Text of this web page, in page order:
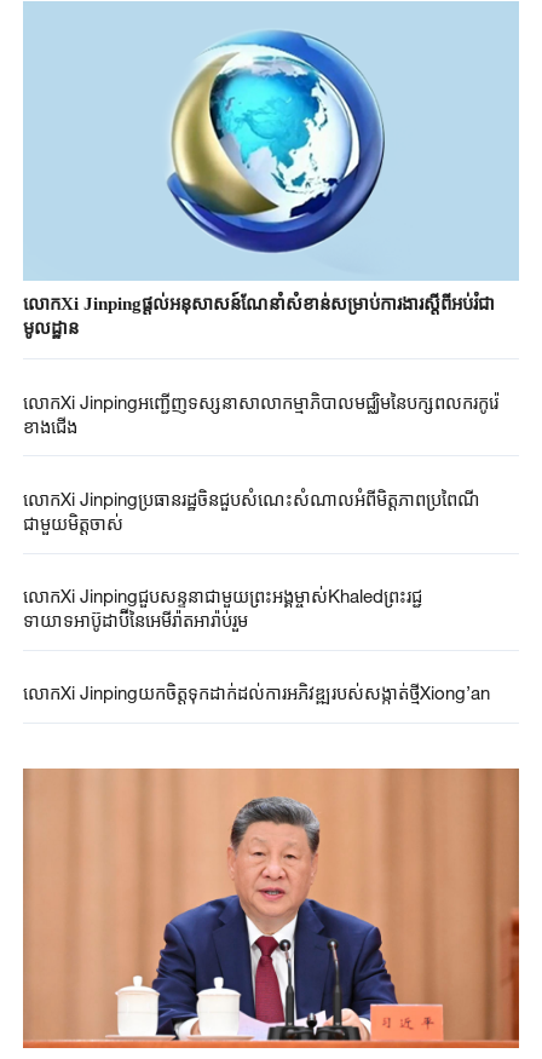
លោកXi Jinpingផ្តល់អនុសាសន៍ណែនាំសំខាន់សម្រាប់ការងារស្តីពីអប់រំជា
មូលដ្ឋាន
លោកXi Jinpingអញ្ជើញទស្សនាសាលាកម្មាភិបាលមជ្ឈិមនៃបក្សពលករកូរ៉េ
ខាងជើង
លោកXi Jinpingប្រធានរដ្ឋចិនជួបសំណេះសំណាលអំពីមិត្តភាពប្រពៃណី
ជាមួយមិត្តចាស់
លោកXi Jinpingជួបសន្ទនាជាមួយព្រះអង្គម្ចាស់Khaledព្រះរជ្ជ
ទាយាទអាប៊ូដាប៊ីនៃអេមីរ៉ាតអារ៉ាប់រួម
លោកXi Jinpingយកចិត្តទុកដាក់ដល់ការអភិវឌ្ឍរបស់សង្កាត់ថ្មីXiong’an